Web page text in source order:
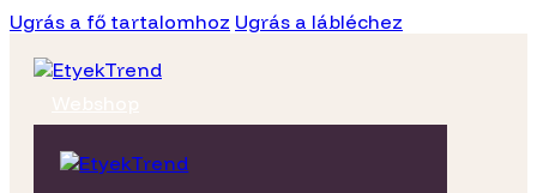
Ugrás a fő tartalomhoz Ugrás a lábléchez